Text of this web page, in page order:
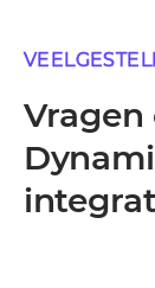
Vragen